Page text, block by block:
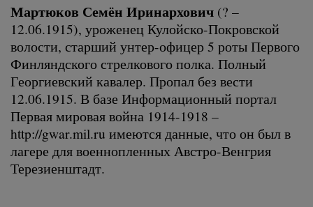
Мартюков Семён Иринархович (? –
12.06.1915), уроженец Кулойско-Покровской
волости, старший унтер-офицер 5 роты Первого
Финляндского стрелкового полка. Полный
Георгиевский кавалер. Пропал без вести
12.06.1915. В базе Информационный портал
Первая мировая война 1914-1918 –
http://gwar.mil.ru имеются данные, что он был в
лагере для военнопленных Австро-Венгрия
Терезиенштадт.